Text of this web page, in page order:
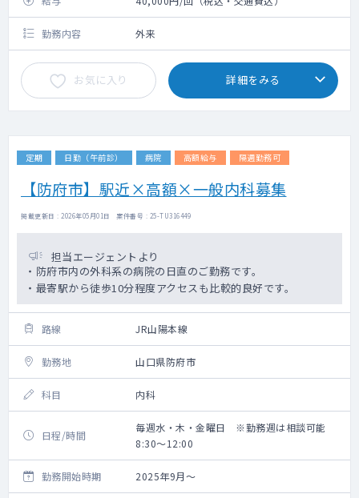
勤務内容 外来
お気に入り 詳細をみる
定期 日勤（午前診） 病院 高額給与 隔週勤務可
【防府市】駅近×高額×一般内科募集
掲載更新日 : 2026年05月01日 案件番号 : 25-TU316449
担当エージェントより
・防府市内の外科系の病院の日直のご勤務です。
・最寄駅から徒歩10分程度アクセスも比較的良好です。
路線 JR山陽本線
勤務地 山口県防府市
科目 内科
日程/時間
毎週水・木・金曜日 ※勤務週は相談可能
8:30～12:00
勤務開始時期 2025年9月～